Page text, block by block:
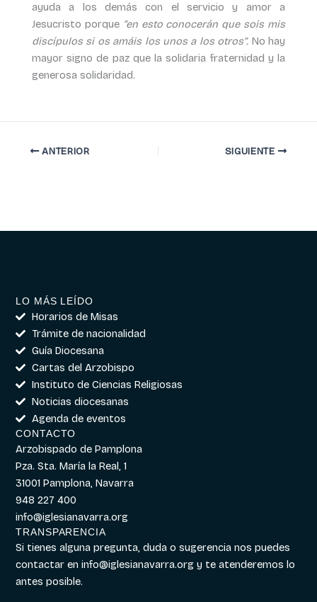
ayuda a los demás con el servicio y amor a
Jesucristo porque “en esto conocerán que sois mis
discípulos si os amáis los unos a los otros”. No hay
mayor signo de paz que la solidaria fraternidad y la
generosa solidaridad.
ANTERIOR SIGUIENTE
LO MÁS LEÍDO
Horarios de Misas
Trámite de nacionalidad
Guía Diocesana
Cartas del Arzobispo
Instituto de Ciencias Religiosas
Noticias diocesanas
Agenda de eventos
CONTACTO
Arzobispado de Pamplona
Pza. Sta. María la Real, 1
31001 Pamplona, Navarra
948 227 400
info@iglesianavarra.org
TRANSPARENCIA
Si tienes alguna pregunta, duda o sugerencia nos puedes
contactar eninfo@iglesianavarra.org y te atenderemos lo
antes posible.